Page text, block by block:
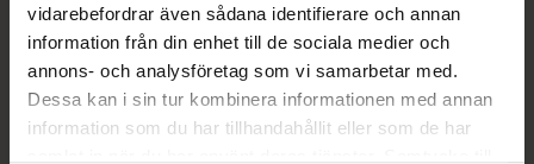
vidarebefordrar även sådana identifierare och annan
information från din enhet till de sociala medier och
annons- och analysföretag som vi samarbetar med.
Dessa kan i sin tur kombinera informationen med annan
information som du har tillhandahållit eller som de har